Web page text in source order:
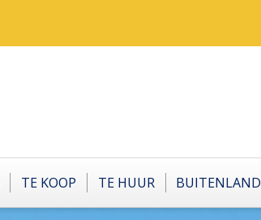
TE KOOP TE HUUR BUITENLAND